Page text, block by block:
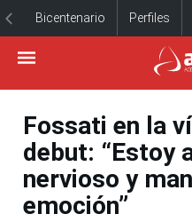
Bicentenario Perfiles
Fossati en la
debut: “Estoy
nervioso y
emoción”